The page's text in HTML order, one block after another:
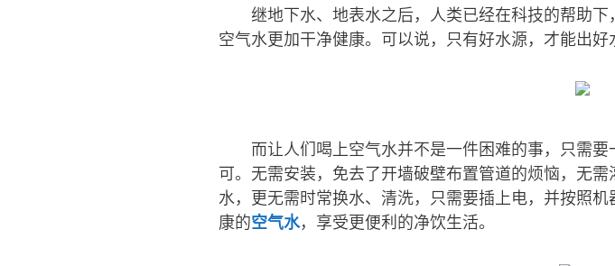
继地下水、地表水之后，人类已经在科技的帮助
空气水更加干净健康。可以说，只有好水源，才能出好
而让人们喝上空气水并不是一件困难的事，只需
可。无需安装，免去了开墙破壁布置管道的烦恼，无
水，更无需时常换水、清洗，只需要插上电，并按照
康的空气水，享受更便利的净饮生活。